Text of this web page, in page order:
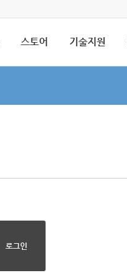
스토어 기술지원
로그인